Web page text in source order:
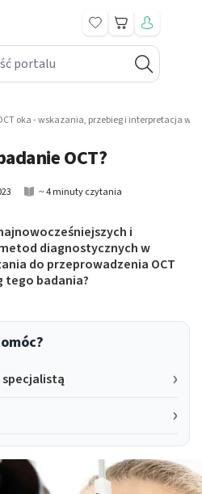
Koszyk
oka - wskazania, przebieg i interpretacja
OCT?
~ 4 minuty czytania
i
diagnostycznych w
do przeprowadzenia OCT
tego badania?